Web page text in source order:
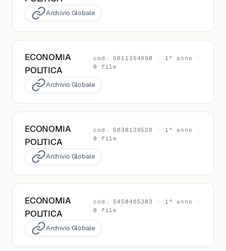
Archivio Globale
ECONOMIA
POLITICA
cod. S611354990 · 1° anno ·
0 file
Archivio Globale
ECONOMIA
POLITICA
cod. S638138528 · 1° anno ·
0 file
Archivio Globale
ECONOMIA
POLITICA
cod. S450465303 · 1° anno ·
0 file
Archivio Globale